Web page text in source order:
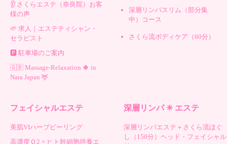
👂 さくらエステ（奈良院）お客
様の声
🌱 求人｜エステティシャン・
セラピスト
🅿️ 駐車場のご案内
🇬🇧 Massage-Relaxation 🍀 in
Nara Japan 🦌
深層リンパスリム（部分集
中）コース
さくら流ボディケア（60分）
フェイシャルエステ
美肌VIハーブピーリング
高濃度Ｏ2 × ヒト幹細胞培養エ
深層リンパ ✳︎ エステ
深層リンパエステ＋さくら流ほぐ
し（150分）ヘッド・フェイシャル